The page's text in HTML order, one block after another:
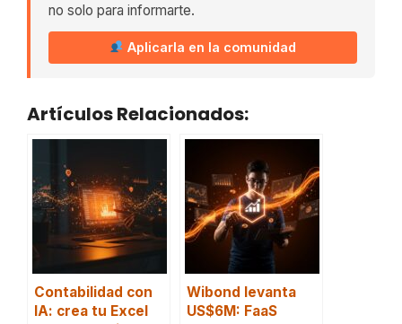
no solo para informarte.
Aplicarla en la comunidad
Artículos Relacionados:
Contabilidad con
IA: crea tu Excel
Wibond levanta
US$6M: FaaS